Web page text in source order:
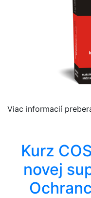
Viac informacií
Kurz
novej